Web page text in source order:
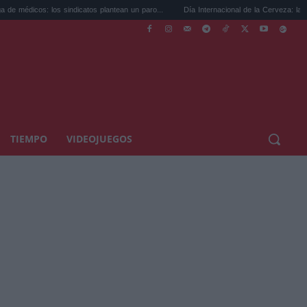
sindicatos plantean un paro... Día Internacional de la Cerveza: la guía para coci...
TIEMPO VIDEOJUEGOS